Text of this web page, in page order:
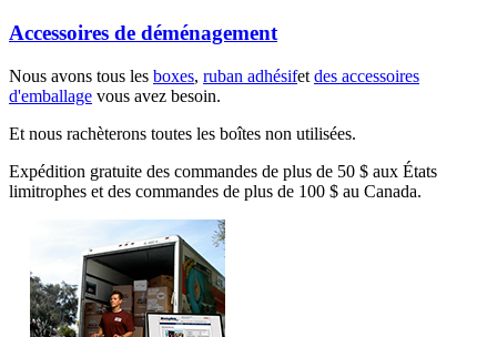
Accessoires de déménagement
Nous avons tous les boxes, ruban adhésifet des accessoires
d'emballage vous avez besoin.
Et nous rachèterons toutes les boîtes non utilisées.
Expédition gratuite des commandes de plus de 50 $ aux États
limitrophes et des commandes de plus de 100 $ au Canada.